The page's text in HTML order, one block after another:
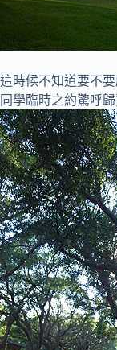
這時候不知道要不
同學臨時之約驚呼